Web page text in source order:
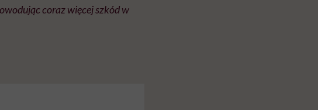
coraz więcej szkód w